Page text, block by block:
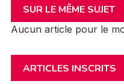
SUR LE MÊME SUJET
Aucun article pour le
ARTICLES INSCRITS